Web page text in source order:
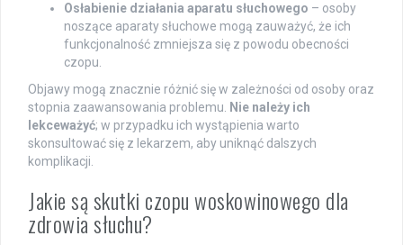
Osłabienie działania aparatu słuchowego – osoby
noszące aparaty słuchowe mogą zauważyć, że ich
funkcjonalność zmniejsza się z powodu obecności
czopu.
Objawy mogą znacznie różnić się w zależności od osoby oraz
stopnia zaawansowania problemu.
Nie należy ich
lekceważyć; w przypadku ich wystąpienia warto
skonsultować się z lekarzem, aby uniknąć dalszych
komplikacji.
Jakie są skutki czopu woskowinowego dla
zdrowia słuchu?